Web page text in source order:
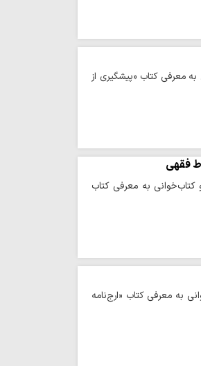
به معرفی کتاب «پیشگیری از
فقهی
کتاب‌خوانی به معرفی کتاب
به معرفی کتاب «ارج‌نامه